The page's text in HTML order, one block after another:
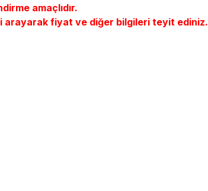
amaçlıdır.
arayarak fiyat ve diğer bilgileri teyit ediniz.